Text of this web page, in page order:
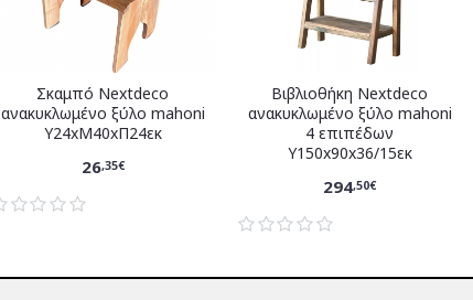
Σκαμπό Nextdeco
ανακυκλωμένο ξύλο mahoni
Υ24xM40xΠ24εκ
26,35€
Βιβλιοθήκη Nextdeco
ανακυκλωμένο ξύλο mahoni
4 επιπέδων
Υ150x90x36/15εκ
294,50€